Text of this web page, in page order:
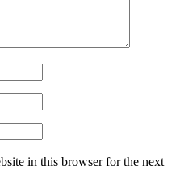
in this browser for the next